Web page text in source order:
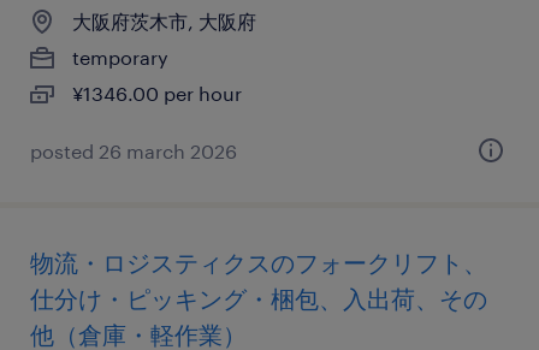
大阪府茨木市, 大阪府
temporary
¥1346.00 per hour
posted 26 march 2026
物流・ロジスティクスのフォークリフト、
仕分け・ピッキング・梱包、入出荷、その
他（倉庫・軽作業）